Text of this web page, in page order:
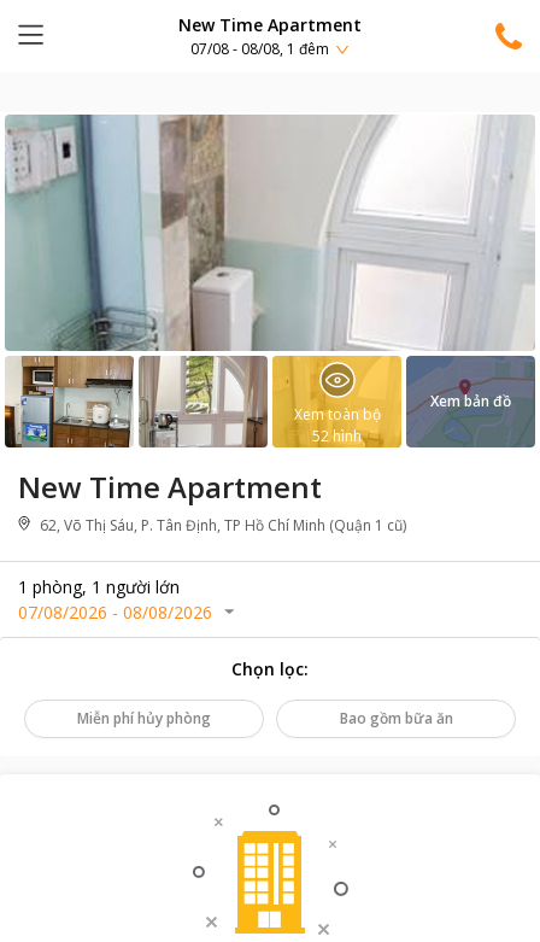
New Time Apartment
07/08 - 08/08, 1 đêm
New Time Apartment
62, Võ Thị Sáu, P. Tân Định, TP Hồ Chí Minh (Quận 1 cũ)
1 phòng, 1 người lớn
07/08/2026 - 08/08/2026
Xem toàn bộ
52hình
Xem bản đồ
Chọn lọc:
Miễn phí hủy phòng Bao gồm bữa ăn